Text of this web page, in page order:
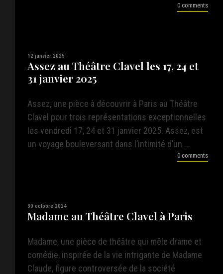
0 comments
12 janvier 2025
Assez au Théâtre Clavel les 17, 24 et
31 janvier 2025
Assez, une pièce à découvrir à Paris au Théâtre
Clavel pour trois représentations exceptionnelles
les vendredi 17, 24 et 31 janvier 2025. Assez, est
un voyage bouleversant dans l’intimité d’un ...
0 comments
30 octobre 2024
Madame au Théâtre Clavel à Paris
Madame, une pièce de théâtre qui mêle drame et
comédie, inspirée de la vie intrigante de Madame
Claude, figure controversée de la société